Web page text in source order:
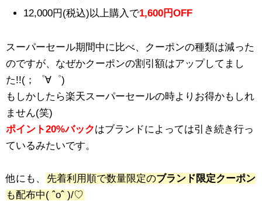
12,000円(税込)以上購入で1,600円OFF
スーパーセール期間中に比べ、クーポンの種類は減った
のですが、なぜかクーポンの割引額はアップしてまし
た!!(；゜∀゜)
もしかしたら楽天スーパーセールの時よりお得かもしれ
ません(笑)
ポイント20%バックはブランドによっては引き続き行っ
ているみたいです。
他にも、 先着利用順で数量限定のブランド限定クーポン
も配布中( ˆoˆ )/♡